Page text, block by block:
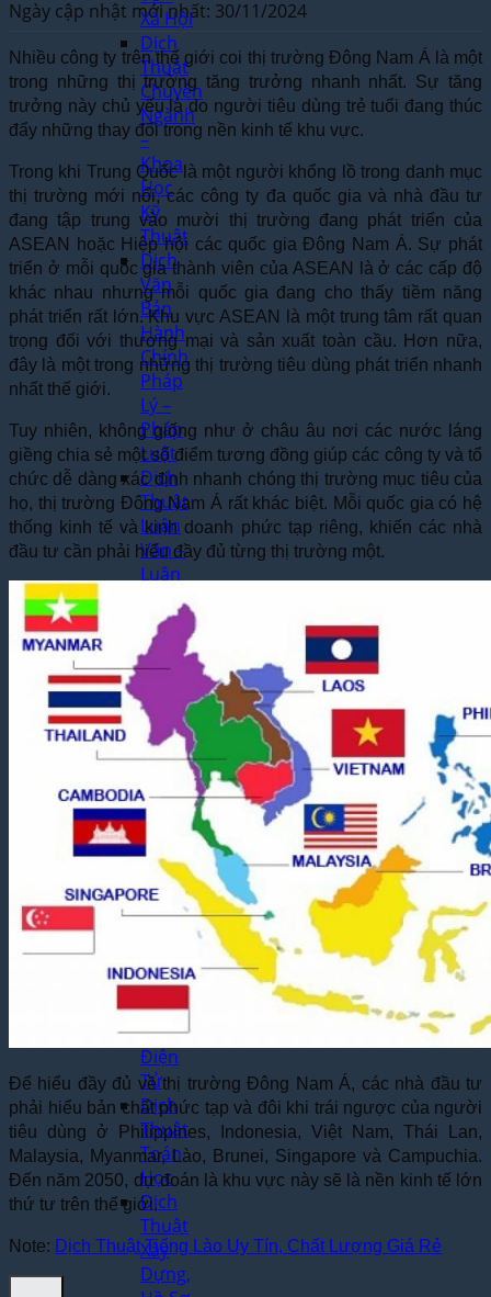
Xã Hội
Dịch
Thuật
Chuyên
Ngành
–
Khoa
Học
Kỹ
Thuật
Dịch
Văn
Bản
Hành
Chính
Pháp
Lý –
Pháp
Luật
Dịch
Thuật
Luận
Văn –
Luận
Dịch
Thuật
Toàn
Bộ
Website
Dịch
Thuật
Bệnh
Án –
Hồ Sơ
Thuốc
Dịch Thuật
Chuyên
Thuật
Trò
Chơi
Điện
Tử
Dịch
Thuật
Toán
Học
Dịch
Thuật
Xây
Dựng,
Ngày cập nhật mới nhất: 30/11/2024
Nhiều công ty trên thế giới coi thị trường Đông Nam Á là một
trong những thị trường tăng trưởng nhanh nhất. Sự tăng
trưởng này chủ yếu là do người tiêu dùng trẻ tuổi đang thúc
đẩy những thay đổi trong nền kinh tế khu vực.
Trong khi Trung Quốc là một người khổng lồ trong danh mục
thị trường mới nổi, các công ty đa quốc gia và nhà đầu tư
đang tập trung vào mười thị trường đang phát triển của
ASEAN hoặc Hiệp hội các quốc gia Đông Nam Á. Sự phát
triển ở mỗi quốc gia thành viên của ASEAN là ở các cấp độ
khác nhau nhưng mỗi quốc gia đang cho thấy tiềm năng
phát triển rất lớn. Khu vực ASEAN là một trung tâm rất quan
trọng đối với thương mại và sản xuất toàn cầu. Hơn nữa,
đây là một trong những thị trường tiêu dùng phát triển nhanh
nhất thế giới.
Tuy nhiên, không giống như ở châu âu nơi các nước láng
giềng chia sẻ một số điểm tương đồng giúp các công ty và tổ
chức dễ dàng xác định nhanh chóng thị trường mục tiêu của
họ, thị trường Đông Nam Á rất khác biệt. Mỗi quốc gia có hệ
thống kinh tế và kinh doanh phức tạp riêng, khiến các nhà
đầu tư cần phải hiểu đầy đủ từng thị trường một.
Để hiểu đầy đủ về thị trường Đông Nam Á, các nhà đầu tư
phải hiểu bản chất phức tạp và đôi khi trái ngược của người
tiêu dùng ở Philippines, Indonesia, Việt Nam, Thái Lan,
Malaysia, Myanmar, Lào, Brunei, Singapore và Campuchia.
Đến năm 2050, dự đoán là khu vực này sẽ là nền kinh tế lớn
thứ tư trên thế giới.
Note: Dịch Thuật Tiếng Lào Uy Tín, Chất Lượng Giá Rẻ